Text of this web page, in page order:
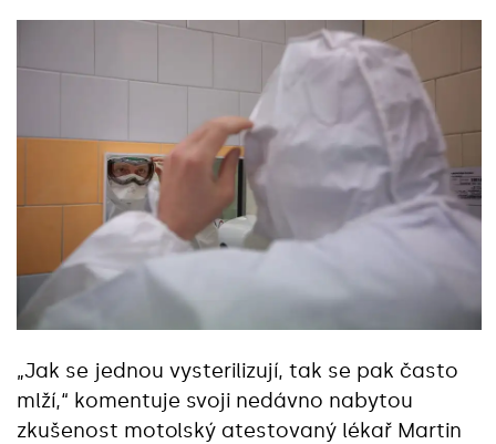
„Jak se jednou vysterilizují, tak se pak často
mlží,“ komentuje svoji nedávno nabytou
zkušenost motolský atestovaný lékař Martin